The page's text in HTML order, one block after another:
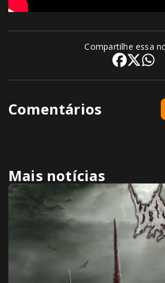
Compartilhe essa
Comentários
Mais notícias